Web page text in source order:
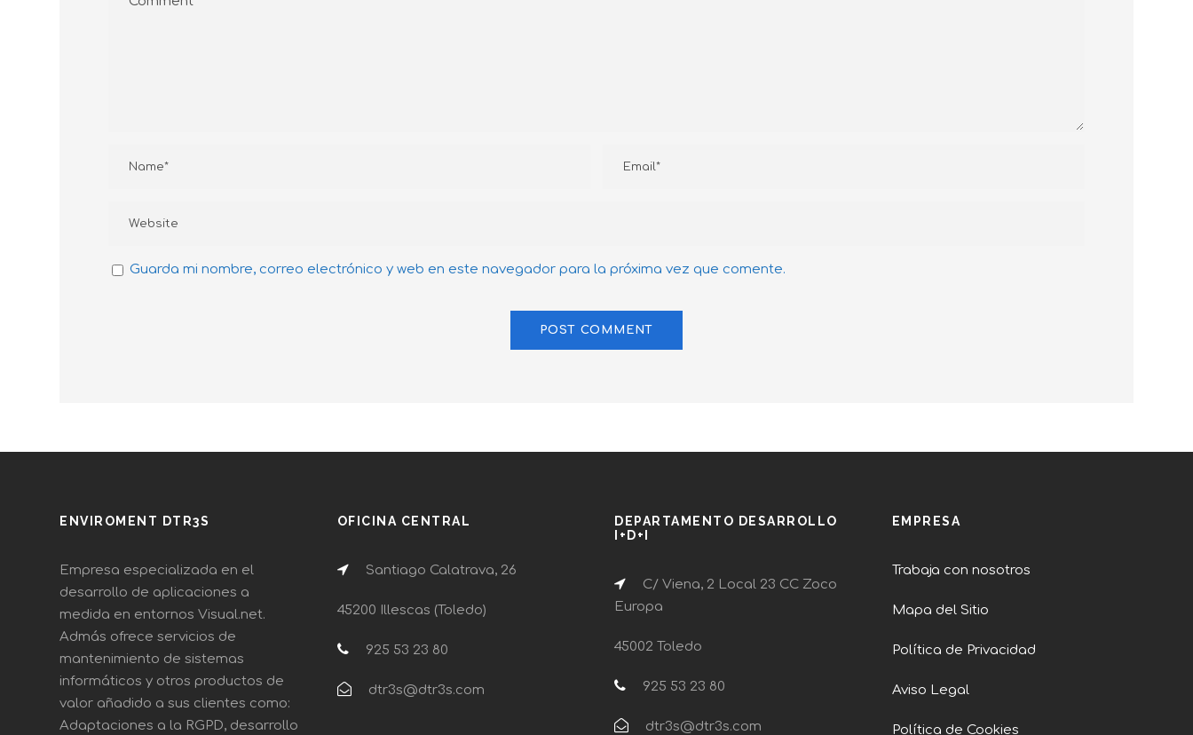
Guarda mi nombre, correo electrónico y web en este navegador para la próxima vez que comente.
ENVIROMENT DTR3S
Empresa especializada en el
desarrollo de aplicaciones a
medida en entornos Visual.net.
Admás ofrece servicios de
mantenimiento de sistemas
informáticos y otros productos de
valor añadido a sus clientes como:
Adaptaciones a la RGPD, desarrollo
OFICINA CENTRAL
Santiago Calatrava, 26
45200 Illescas (Toledo)
925 53 23 80
dtr3s@dtr3s.com
DEPARTAMENTO DESARROLLO
I+D+I
C/ Viena, 2 Local 23 CC Zoco
Europa
45002 Toledo
925 53 23 80
dtr3s@dtr3s.com
EMPRESA
Trabaja con nosotros
Mapa del Sitio
Política de Privacidad
Aviso Legal
Política de Cookies